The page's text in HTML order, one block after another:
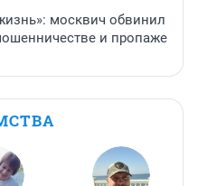
москвич обвинил
и пропаже